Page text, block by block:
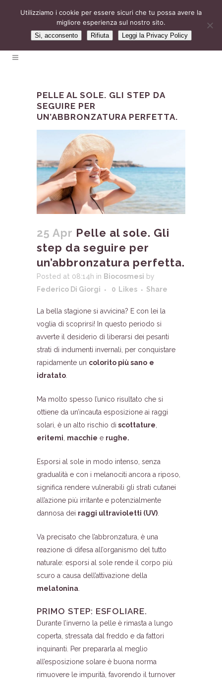
PELLE AL SOLE. GLI STEP DA
SEGUIRE PER
UN’ABBRONZATURA PERFETTA.
25 Apr Pelle al sole. Gli
step da seguire per
un’abbronzatura perfetta.
Posted at 08:14h in Biocosmesi by
Federico Di Giorgi
0 Likes Share
La bella stagione si avvicina? E con lei la
voglia di scoprirsi! In questo periodo si
avverte il desiderio di liberarsi dei pesanti
strati di indumenti invernali, per conquistare
rapidamente un colorito più sano e
idratato
Ma molto spesso l’unico risultato che si
ottiene da un’incauta esposizione ai raggi
solari, è un alto rischio di scottature
eritemi macchie e rughe.
Esporsi al sole in modo intenso, senza
gradualità e con i melanociti ancora a riposo,
significa rendere vulnerabili gli strati cutanei
all’azione più irritante e potenzialmente
dannosa dei raggi ultravioletti (UV)
Va precisato che l’abbronzatura, è una
reazione di difesa all’organismo del tutto
naturale: esporsi al sole rende il corpo più
scuro a causa dell’attivazione della
melatonina
PRIMO STEP: ESFOLIARE.
Durante l’inverno la pelle è rimasta a lungo
coperta, stressata dal freddo e da fattori
inquinanti. Per prepararla al meglio
all’esposizione solare è buona norma
rimuovere le impurità, favorendo il turnover
Utilizziamo i cookie per essere sicuri che tu possa avere la
migliore esperienza sul nostro sito.
Si, acconsento Rifiuta Leggi la Privacy Policy